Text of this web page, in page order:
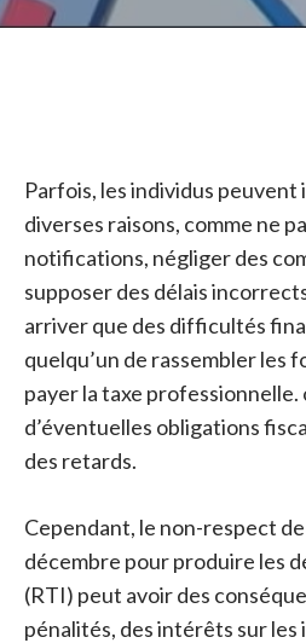
Parfois, les individus
diverses raisons, comme ne
notifications, négliger des
supposer des délais
arriver que des difficultés
quelqu’un de rassembler les
payer la taxe
d’éventuelles obligations
des retards.
Cependant, le non-respect
décembre pour produire les
(RTI) peut avoir des
pénalités, des intérêts sur les